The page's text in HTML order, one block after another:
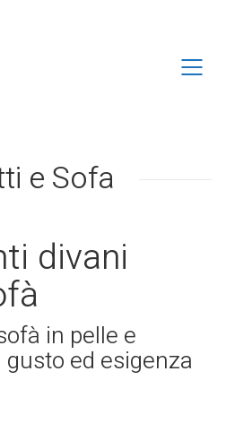
e Sofa
divani
in pelle e
ed esigenza